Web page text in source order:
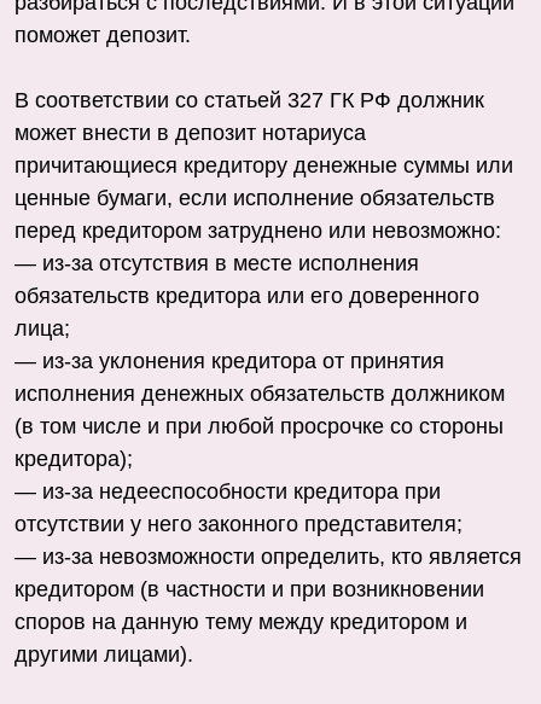
поможет депозит.
В соответствии со статьей 327 ГК РФ должник
может внести в депозит нотариуса
причитающиеся кредитору денежные суммы или
ценные бумаги, если исполнение обязательств
перед кредитором затруднено или невозможно:
— из-за отсутствия в месте исполнения
обязательств кредитора или его доверенного
лица;
— из-за уклонения кредитора от принятия
исполнения денежных обязательств должником
(в том числе и при любой просрочке со стороны
кредитора);
— из-за недееспособности кредитора при
отсутствии у него законного представителя;
— из-за невозможности определить, кто является
кредитором (в частности и при возникновении
споров на данную тему между кредитором и
другими лицами).